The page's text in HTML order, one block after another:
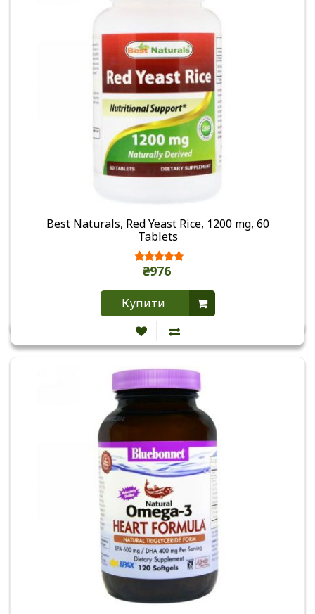
Best Naturals, Red Yeast Rice, 1200 mg, 60
Tablets
₴976
Купити